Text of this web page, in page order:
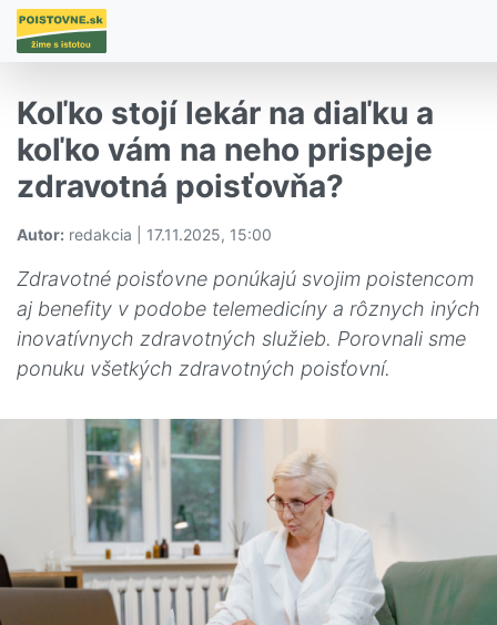
Koľko stojí lekár na diaľku a
koľko vám na neho prispeje
zdravotná poisťovňa?
Autor: redakcia | 17.11.2025, 15:00
Zdravotné poisťovne ponúkajú svojim poistencom
aj benefity v podobe telemedicíny a rôznych iných
inovatívnych zdravotných služieb. Porovnali sme
ponuku všetkých zdravotných poisťovní.